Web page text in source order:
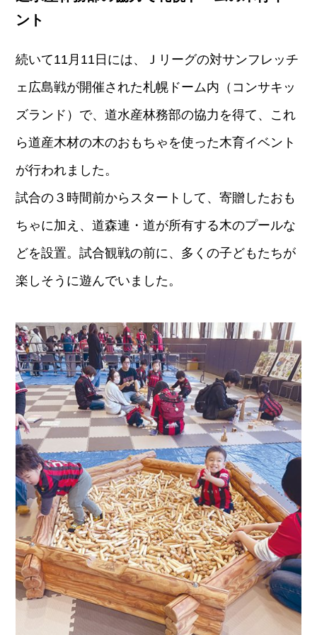
ント
続いて11月11日には、Ｊリーグの対サンフレッチ
ェ広島戦が開催された札幌ドーム内（コンサキッ
ズランド）で、道水産林務部の協力を得て、これ
ら道産木材の木のおもちゃを使った木育イベント
が行われました。
試合の３時間前からスタートして、寄贈したおも
ちゃに加え、道森連・道が所有する木のプールな
どを設置。試合観戦の前に、多くの子どもたちが
楽しそうに遊んでいました。